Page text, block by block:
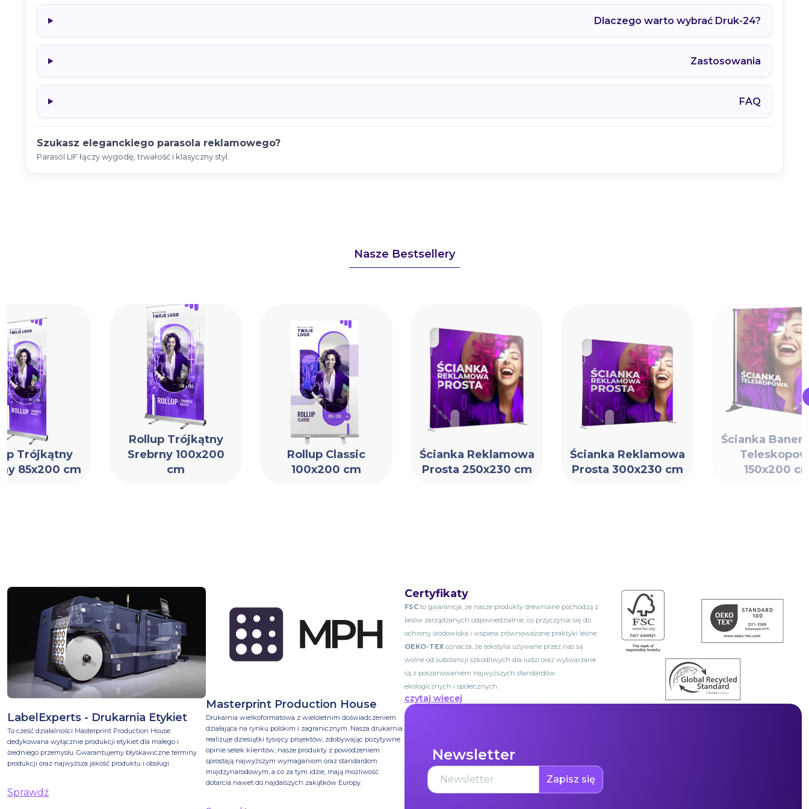
Dlaczego warto wybrać Druk-24?
Zastosowania
FAQ
Szukasz eleganckiego parasola reklamowego?
Parasol LIF łączy wygodę, trwałość i klasyczny styl.
Nasze Bestsellery
Trójkątny
85x200 cm
Rollup Trójkątny
Srebrny 100x200
cm
Rollup Classic
100x200 cm
Ścianka Reklamowa
Prosta 250x230 cm
Ścianka Reklamowa
Prosta 300x230 cm
Ścianka
150x200
LabelExperts - Drukarnia Etykiet
To cześć działalności Masterprint Production House
dedykowana wyłącznie produkcji etykiet dla małego i
średniego przemysłu. Gwarantujemy błyskawiczne terminy
produkcji oraz najwyższa jakość produktu i obsługi.
Sprawdź
Masterprint Production House
Drukarnia wielkoformatowa z wieloletnim doświadczeniem
działająca na rynku polskim i zagranicznym. Nasza drukarnia
realizuje dziesiątki tysięcy projektów, zdobywając pozytywne
opinie setek klientów, nasze produkty z powodzeniem
sprostają najwyższym wymaganiom oraz standardom
międzynarodowym, a co za tym idzie, mają możliwość
dotarcia nawet do najdalszych zakątków Europy.
Certyfikaty
FSC to gwarancja, że nasze produkty drewniane pochodzą z
lasów zarządzanych odpowiedzialnie, co przyczynia się do
ochrony środowiska i wspiera zrównoważone praktyki leśne.
OEKO-TEX oznacza, że tekstylia używane przez nas są
wolne od substancji szkodliwych dla ludzi oraz wytwarzane
są z poszanowaniem najwyższych standardów
ekologicznych i społecznych.
czytaj wiecej
Newsletter
Zapisz się